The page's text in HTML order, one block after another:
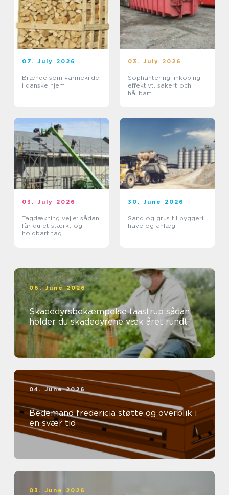
07. July 2026
Brænde som varmekilde
i danske hjem
03. July 2026
Sophantering linköping
effektivt, säkert och
hållbart
03. July 2026
Tagdækning vejle: sådan
får du et stærkt og
holdbart tag
30. June 2026
Sand og grus til byggeri,
have og anlæg
06. June 2026
Skadedyrsbekæmpelse taastrup sådan
holder du skadedyrene væk året rundt
04. June 2026
Bedemand fredericia støtte og overblik i
en svær tid
03. June 2026